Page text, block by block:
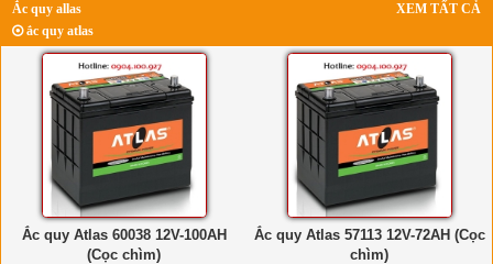
Ắc quy allas
XEM TẤT CẢ
ắc quy atlas
Ắc quy Atlas 60038 12V-100AH
(Cọc chìm)
Ắc quy Atlas 57113 12V-72AH (Cọc
chìm)